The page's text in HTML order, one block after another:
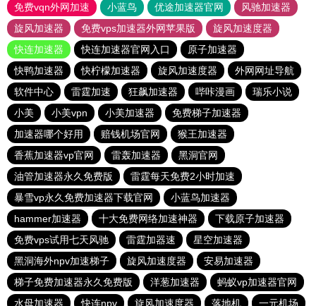
免费vqn外网加速
小蓝鸟 优途加速器官网
风驰加速器
旋风加速器
免费vps加速器外网苹果版
旋风加速度器
快连加速器
快连加速器官网入口
原子加速器
快鸭加速器
快柠檬加速器 旋风加速度器
外网网址导航
软件中心
雷霆加速 狂飙加速器 哔咔漫画
瑞乐小说
小美
小美vpn 小美加速器
免费梯子加速器
加速器哪个好用
赔钱机场官网
猴王加速器
香蕉加速器vp官网
雷轰加速器
黑洞官网
油管加速器永久免费版
雷霆每天免费2小时加速
暴雪vp永久免费加速器下载官网
小蓝鸟加速器
hammer加速器
十大免费网络加速神器
下载原子加速器
免费vps试用七天风驰
雷霆加器速
星空加速器
黑洞海外npv加速梯子
旋风加速度器
安易加速器
梯子免费加速器永久免费版
洋葱加速器
蚂蚁vp加速器官网
水母加速器
快连npv 旋风加速度器 落地机 一元机场